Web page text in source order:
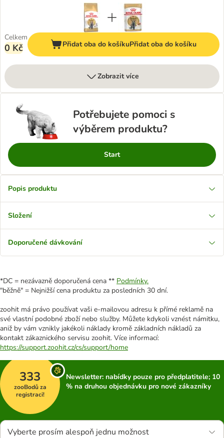
Celkem
0 Kč Přidat oba do košíkuPřidat oba do košíku
Zobrazit více
Potřebujete pomoci s
výběrem produktu?
Start
Popis produktu
Složení
Doporučené dávkování
*DC = nezávazně doporučená cena ** Podmínky.
"běžně" = Nejnižší cena produktu za posledních 30 dní.
zoohit má právo používat vaši e-mailovou adresu k přímé reklamě na
své vlastní podobné zboží nebo služby. Můžete kdykoli vznést námitku,
aniž by vám vznikly jakékoli náklady kromě základních nákladů za
kontakt zákaznického servisu zoohit. Více informací:
https://support.zoohit.cz/cs/support/home
333
zooBodů za
registraci!
Newsletter: nabídky pouze pro předplatitele; 10
% na druhou objednávku pro nové zákazníky
Vyberte prosím alespoň jednu možnost